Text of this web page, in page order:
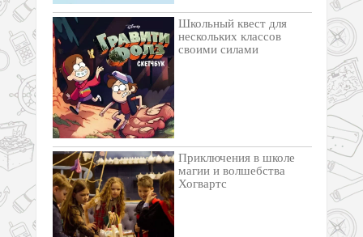
Школьный квест для
нескольких классов
своими силами
Приключения в школе
магии и волшебства
Хогвартс